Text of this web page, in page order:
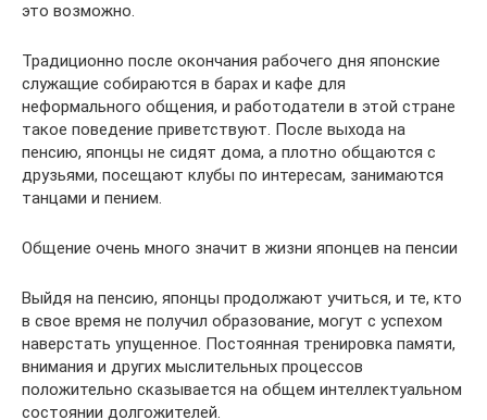
это возможно.
Традиционно после окончания рабочего дня японские
служащие собираются в барах и кафе для
неформального общения, и работодатели в этой стране
такое поведение приветствуют. После выхода на
пенсию, японцы не сидят дома, а плотно общаются с
друзьями, посещают клубы по интересам, занимаются
танцами и пением.
Общение очень много значит в жизни японцев на пенсии
Выйдя на пенсию, японцы продолжают учиться, и те, кто
в свое время не получил образование, могут с успехом
наверстать упущенное. Постоянная тренировка памяти,
внимания и других мыслительных процессов
положительно сказывается на общем интеллектуальном
состоянии долгожителей.